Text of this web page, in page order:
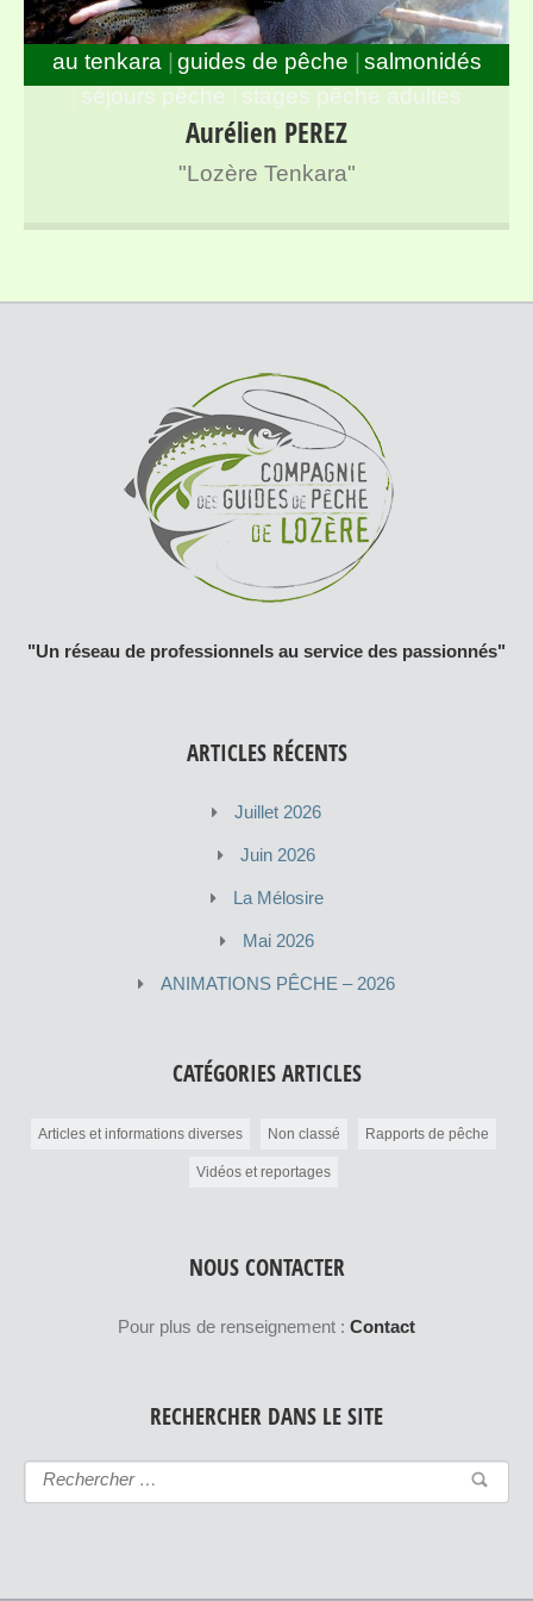
Guide de pêche à la mouche spécialisé en Tenkara sur
l’ensemble des rivières de Lozère
au tenkara guides de pêche
salmonidés
séjours pêche
stages pêche adultes
Aurélien PEREZ
"Lozère Tenkara"
"Un réseau de professionnels au service des passionnés"
ARTICLES RÉCENTS
Juillet 2026
Juin 2026
La Mélosire
Mai 2026
ANIMATIONS PÊCHE – 2026
CATÉGORIES ARTICLES
Articles et informations diverses Non classé Rapports de pêche
Vidéos et reportages
NOUS CONTACTER
Pour plus de renseignement : Contact
RECHERCHER DANS LE SITE